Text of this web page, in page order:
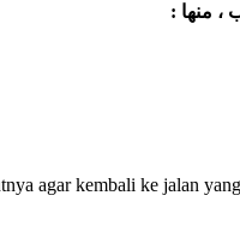
، منها :
agar kembali ke jalan